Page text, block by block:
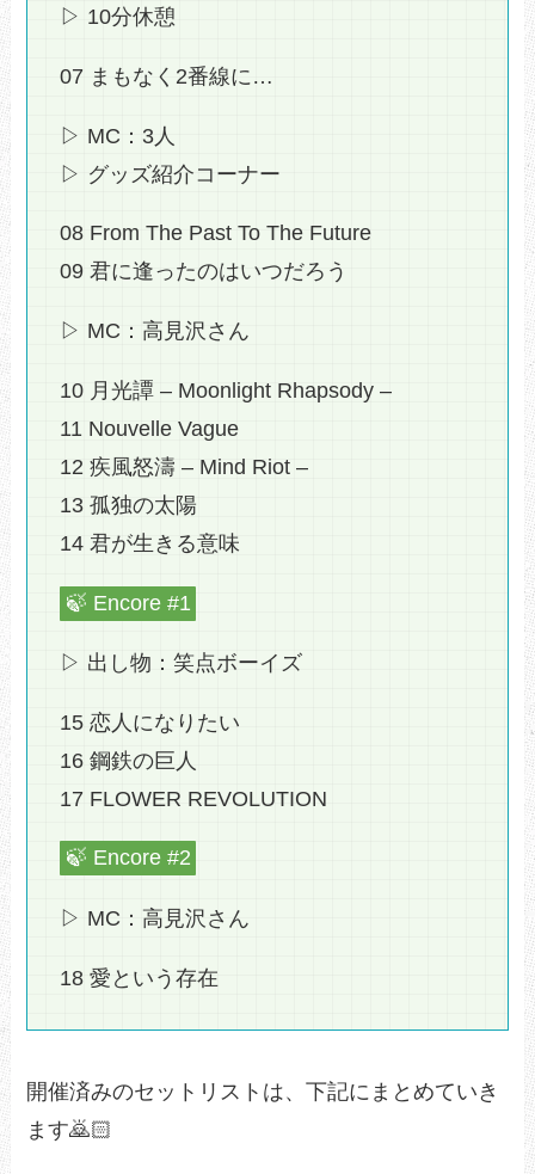
▷ 10分休憩
07 まもなく2番線に…
▷ MC：3人
▷ グッズ紹介コーナー
08 From The Past To The Future
09 君に逢ったのはいつだろう
▷ MC：高見沢さん
10 月光譚 – Moonlight Rhapsody –
11 Nouvelle Vague
12 疾風怒濤 – Mind Riot –
13 孤独の太陽
14 君が生きる意味
🍃 Encore #1
▷ 出し物：笑点ボーイズ
15 恋人になりたい
16 鋼鉄の巨人
17 FLOWER REVOLUTION
🍃 Encore #2
▷ MC：高見沢さん
18 愛という存在
開催済みのセットリストは、下記にまとめていき
ます🙇🏻